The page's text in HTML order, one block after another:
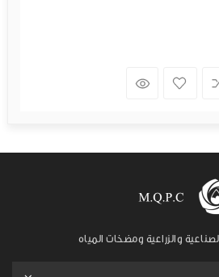
والزراعية ومضخات المياه